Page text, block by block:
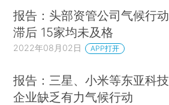
报告：头部资管公司气候行动
滞后 15家均未及格
2022年08月02日 APP打开
报告：三星、小米等东亚科技
企业缺乏有力气候行动